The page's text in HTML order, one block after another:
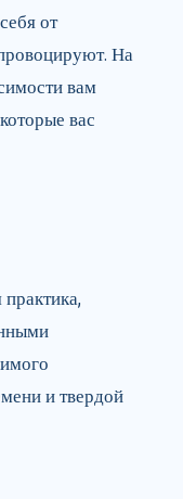
от
На
вам
вас
и твердой